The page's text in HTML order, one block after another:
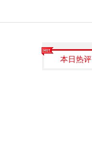
本日热评